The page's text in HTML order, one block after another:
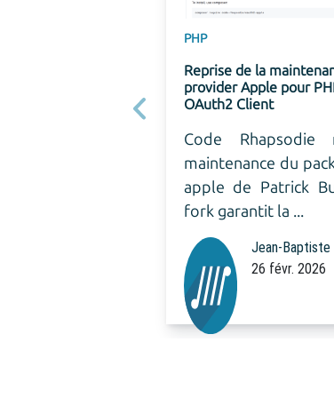
Reprise de la maintenance du
provider Apple pour PHP League
Code Rhapsodie reprend la
maintenance du package oauth2-
apple de Patrick Bussmann. Ce
Jean-Baptiste N.
Précédent